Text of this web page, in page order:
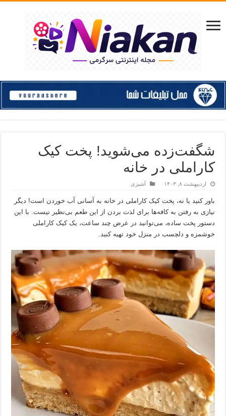
شگفت‌زده می‌شوید! پخت کیک
کاراملی در خانه
اردیبهشت ۸, ۱۴۰۳ آشپزی
باور کنید یا نه، پخت کیک کاراملی در خانه به آسانی آب خوردن است! دیگر
نیازی به رفتن به کافه‌ها برای لذت بردن از این طعم بی‌نظیر نیست. با این
دستور پخت ساده، می‌توانید در عرض چند ساعت، یک کیک کاراملی
خوشمزه و دلچسب در منزل خود تهیه کنید.